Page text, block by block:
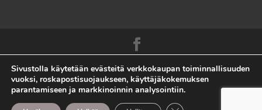
Kah-Parts.fi - Kah-Trucks.fi - Kauppilan
Autohajottamo Oy |Tietosuojaseloste
Toimitusehdot|Ota yhteyttä |Sivuston toteutus
Sivustolla käytetään evästeitä verkkokaupan toiminnallisuuden
vuoksi, roskapostisuojaukseen, käyttäjäkokemuksen
parantamiseen ja markkinoinnin analysointiin.